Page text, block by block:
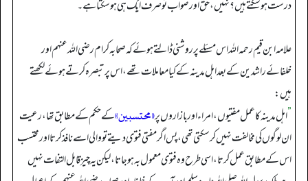
درست ہو سکتے ہیں؟ نہیں، حق اور صواب تو صرف ایک ہی ہو سکتا ہے۔“
علامہ ابن قیم رحمہ اللہ اس مسئلے پر روشنی ڈالتے ہوئے کہ صحابہ کرام رضی اللہ عنہم اور
خلفائے راشدین کے بعد اہل مدینہ کے کیا معاملات تھے، اس پر تبصرہ کرتے ہوئے لکھتے
ہیں:
”اہل مدینہ کا عمل مفتیوں، امراء اور بازاروں پر«محتسبين»کے حکم کے مطابق تھا، رعیت
ان لوگوں کی مخالفت نہیں کر سکتی تھی، پس اگر مفتی فتوی دیتے تو والی اسے نافذ کرتا اور محتسب
اس کے مطابق عمل کرتا، اسی طرح وہ فتوی معمول بہ ہو جاتا، لیکن یہ چیز قابل التفات نہیں